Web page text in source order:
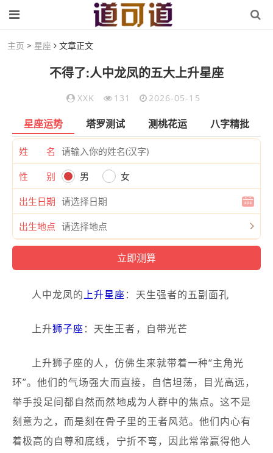
主页 > 星座 文章正文
不得了:人中龙凤的五大上升星座
XXK 131 2026-05-15
星座运势 塔罗测试 测桃花运 八字精批
姓 名
性 别 男 女
出生日期
出生地点
人中龙凤的上升星座：天生强者的五副面孔
上升狮子座：天生王者，自带光芒
上升狮子座的人，仿佛生来就带着一种“主角光
环”。他们的气场强大而直接，自信坦荡，目光高远，
举手投足间都自然而然地成为人群中的焦点。这不是
刻意为之，而是刻在骨子里的王者风范。他们内心有
着极高的自尊和底线，宁折不弯，因此常常赢得他人